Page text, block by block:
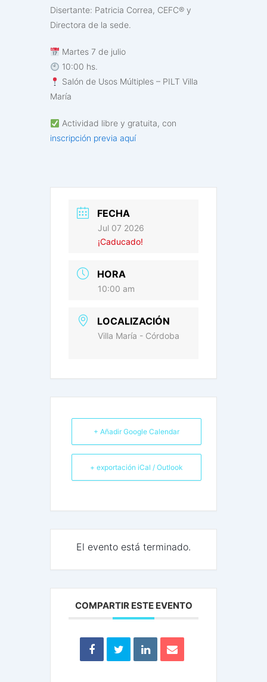
Disertante: Patricia Correa, CEFC® y
Directora de la sede.
Martes 7 de julio
10:00 hs.
Salón de Usos Múltiples – PILT Villa
María
Actividad libre y gratuita, con
inscripción previa aquí
FECHA
Jul 07 2026
¡Caducado!
HORA
10:00 am
LOCALIZACIÓN
Villa María - Córdoba
+ Añadir Google Calendar
+ exportación iCal / Outlook
El evento está terminado.
COMPARTIR ESTE EVENTO